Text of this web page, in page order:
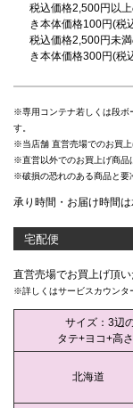
税込価格2,500円以
き本体価格100円(税
税込価格2,500円未
き本体価格300円(税
※専用コンテナ若しくは段ボ
す。
※当店舗 直営売場でのお買上
※直営以外でのお買上げ商品
※破損の恐れのある商品と要
承り時間・お届け時間
宅配便
直営売場でお買上げ頂
※詳しくはサービスカウンタ
サイズ：3辺
タテ+ヨコ+高
北海道